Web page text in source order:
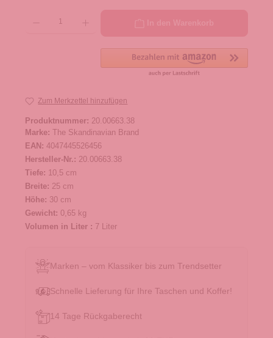
Zum Merkzettel hinzufügen
Produktnummer: 20.00663.38
Marke: The Skandinavian Brand
EAN: 4047445526456
Hersteller-Nr.: 20.00663.38
Tiefe: 10,5 cm
Breite: 25 cm
Höhe: 30 cm
Gewicht: 0,65 kg
Volumen in Liter : 7 Liter
Marken – vom Klassiker bis zum Trendsetter
Schnelle Lieferung für Ihre Taschen und Koffer!
14 Tage Rückgaberecht